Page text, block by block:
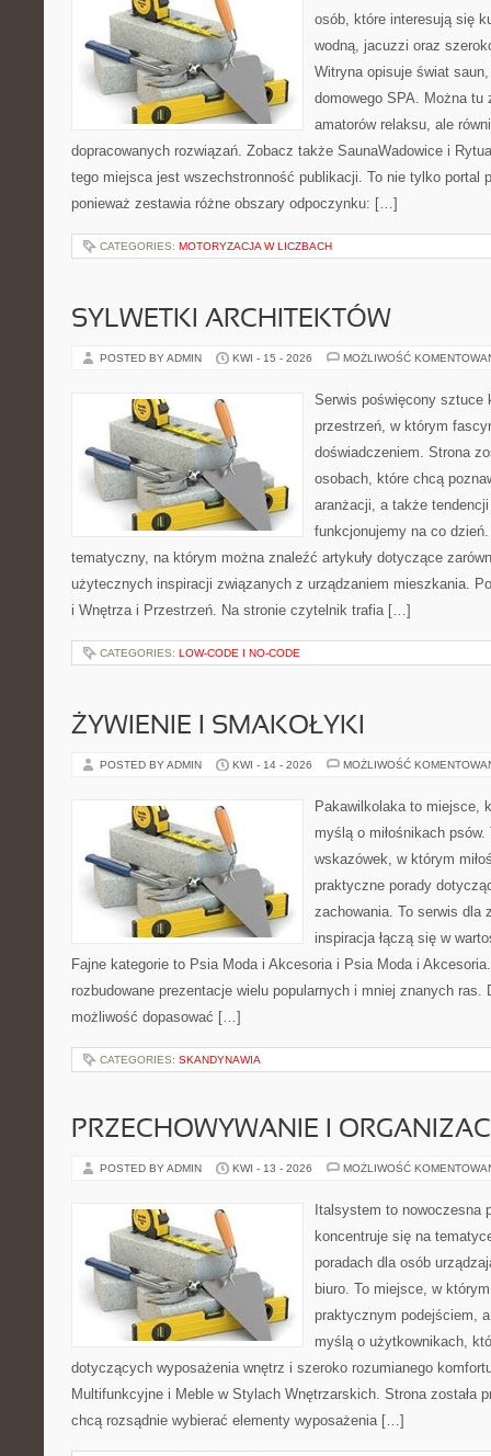
osób, które interesują się
wodną, jacuzzi oraz
Witryna opisuje świat
domowego SPA. Można
amatorów relaksu, ale
dopracowanych rozwiązań. Zobacz także SaunaWadowice i
tego miejsca jest wszechstronność publikacji. To nie tylko portal
ponieważ zestawia różne obszary odpoczynku: […]
CATEGORIES: MOTORYZACJA W LICZBACH
SYLWETKI ARCHITEKTÓW
POSTED BY ADMIN KWI - 15 - 2026 MOŻLIWOŚĆ
Serwis poświęcony sztuce
przestrzeń, w którym
doświadczeniem. Strona
osobach, które chcą
aranżacji, a także
funkcjonujemy na co
tematyczny, na którym można znaleźć artykuły dotyczące
użytecznych inspiracji związanych z urządzaniem mieszkania.
i Wnętrza i Przestrzeń. Na stronie czytelnik trafia […]
CATEGORIES: LOW-CODE I NO-CODE
ŻYWIENIE I SMAKOŁYKI
POSTED BY ADMIN KWI - 14 - 2026 MOŻLIWOŚĆ
Pakawilkolaka to miejsce,
myślą o miłośnikach
wskazówek, w którym
praktyczne porady
zachowania. To serwis dla
inspiracja łączą się w
Fajne kategorie to Psia Moda i Akcesoria i Psia Moda i
rozbudowane prezentacje wielu popularnych i mniej znanych
możliwość dopasować […]
CATEGORIES: SKANDYNAWIA
PRZECHOWYWANIE I
POSTED BY ADMIN KWI - 13 - 2026 MOŻLIWOŚĆ
Italsystem to nowoczesna
koncentruje się na
poradach dla osób
biuro. To miejsce, w
praktycznym podejściem,
myślą o użytkownikach,
dotyczących wyposażenia wnętrz i szeroko rozumianego
Multifunkcyjne i Meble w Stylach Wnętrzarskich. Strona została
chcą rozsądnie wybierać elementy wyposażenia […]